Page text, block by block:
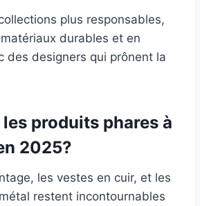
plus responsables,
durables et en
des designers qui prônent la
produits phares à
2025?
les vestes en cuir, et les
restent incontournables